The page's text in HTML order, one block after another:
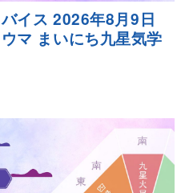
イス 2026年8月9日
マ まいにち九星気学